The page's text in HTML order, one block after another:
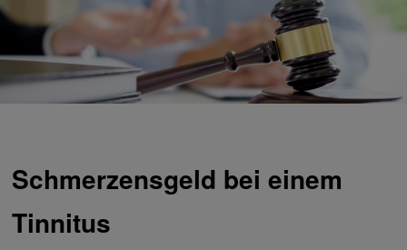
Schmerzensgeld bei einem
Tinnitus